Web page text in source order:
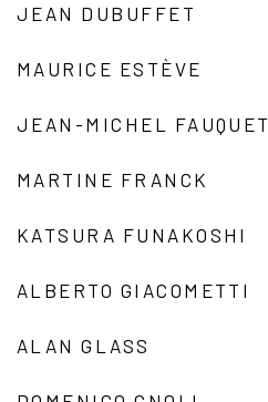
JEAN DUBUFFET
MAURICE ESTÈVE
JEAN-MICHEL FAUQUET
MARTINE FRANCK
KATSURA FUNAKOSHI
ALBERTO GIACOMETTI
ALAN GLASS